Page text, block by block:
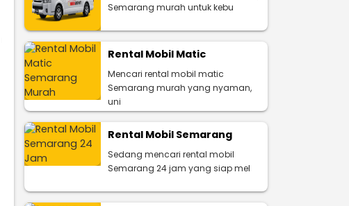
Semarang murah untuk kebu
Rental Mobil Matic
Mencari rental mobil matic
Semarang murah yang nyaman,
uni
Rental Mobil Semarang
Sedang mencari rental mobil
Semarang 24 jam yang siap mel